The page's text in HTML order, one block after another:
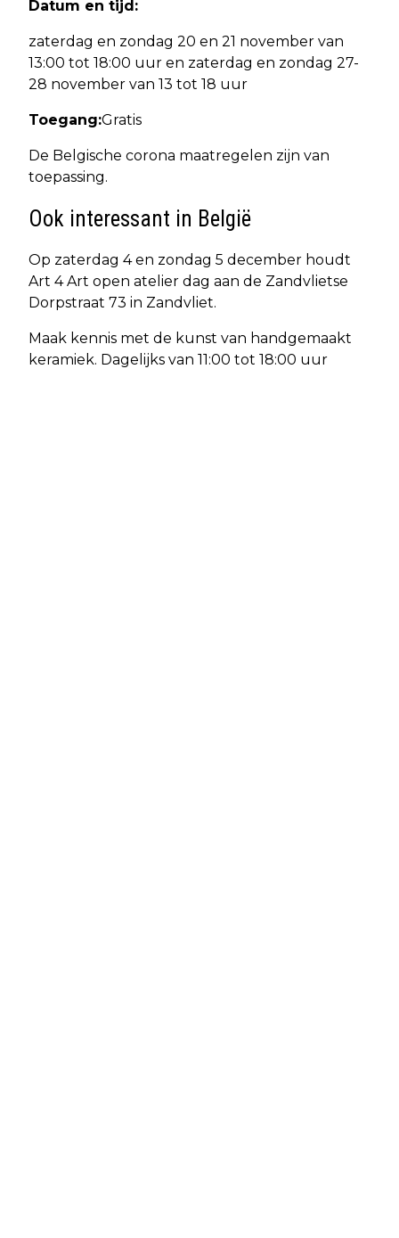
Datum en tijd:
zaterdag en zondag 20 en 21 november van
13:00 tot 18:00 uur en zaterdag en zondag 27-
28 november van 13 tot 18 uur
Toegang:Gratis
De Belgische corona maatregelen zijn van
toepassing.
Ook interessant in België
Op zaterdag 4 en zondag 5 december houdt
Art 4 Art open atelier dag aan de Zandvlietse
Dorpstraat 73 in Zandvliet.
Maak kennis met de kunst van handgemaakt
keramiek. Dagelijks van 11:00 tot 18:00 uur